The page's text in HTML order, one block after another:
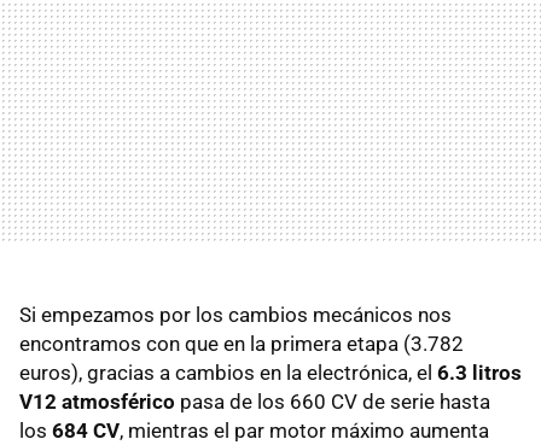
Si empezamos por los cambios mecánicos nos
encontramos con que en la primera etapa (3.782
euros), gracias a cambios en la electrónica, el 6.3 litros
V12 atmosférico pasa de los 660 CV de serie hasta
los 684 CV, mientras el par motor máximo aumenta